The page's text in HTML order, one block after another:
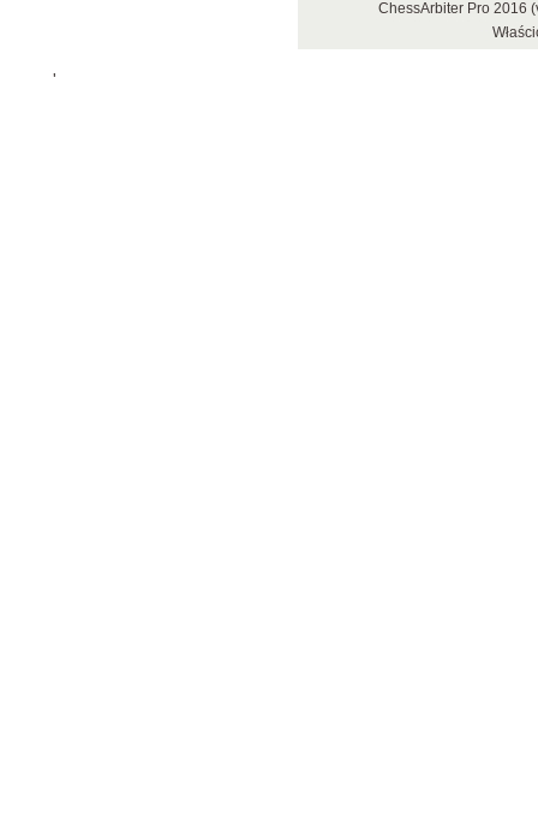
ChessArbiter Pro
'